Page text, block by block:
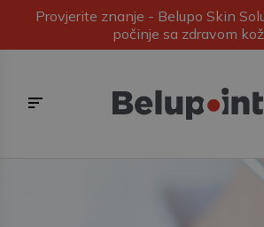
Provjerite znanje - Belupo Skin
počinje sa zdravom